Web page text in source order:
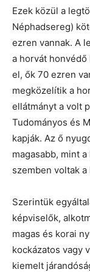
Ezek közül a
Néphadsereg)
ezren vannak. A
a horvát
el, ők 70 ezren
megközelítik a
ellátmányt a volt
Tudományos és
kapják. Az ő
magasabb, mint
szemben voltak
Szerintük
képviselők,
magas és korai
kockázatos vagy
kiemelt